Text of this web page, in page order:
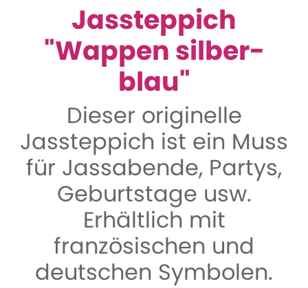
Jassteppich
"Wappen silber-
blau"
Dieser originelle
Jassteppich ist ein Muss
für Jassabende, Partys,
Geburtstage usw.
Erhältlich mit
französischen und
deutschen Symbolen.